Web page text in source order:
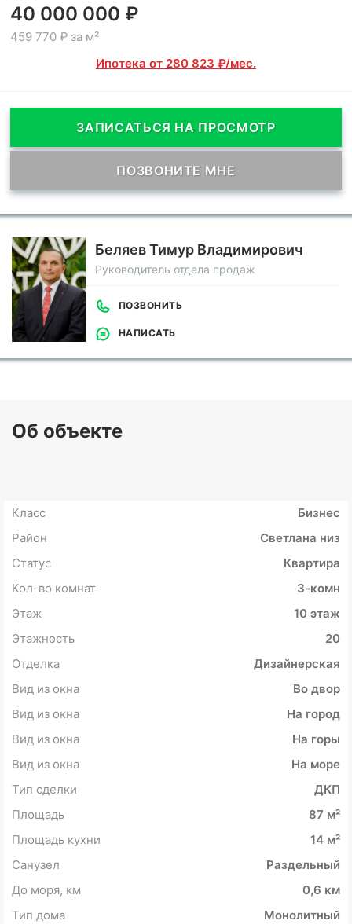
40 000 000 ₽
459 770 ₽ за м²
Ипотека от 280 823 ₽/мес.
ЗАПИСАТЬСЯ НА ПРОСМОТР
ПОЗВОНИТЕ МНЕ
Беляев Тимур Владимирович
Руководитель отдела продаж
ПОЗВОНИТЬ
НАПИСАТЬ
Об объекте
Класс
Бизнес
Район
Светлана низ
Статус
Квартира
Кол-во комнат
3-комн
Этаж
10 этаж
Этажность
20
Отделка
Дизайнерская
Вид из окна
Во двор
Вид из окна
На город
Вид из окна
На горы
Вид из окна
На море
Тип сделки
ДКП
Площадь
87 м²
Площадь кухни
14 м²
Санузел
Раздельный
До моря, км
0,6 км
Тип дома
Монолитный